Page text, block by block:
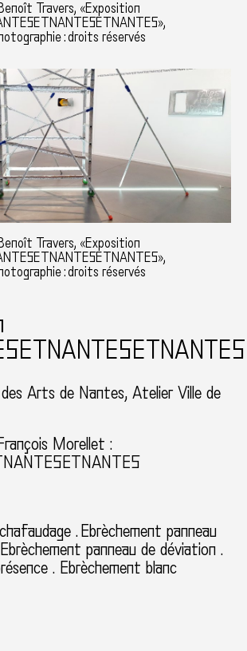
Travers, «Exposition
: droits réservés
Travers, «Exposition
: droits réservés
des Arts de Nantes Atelier Ville de
Morellet :
. Ebrèchement panneau
panneau de déviation .
. Ebrèchement blanc